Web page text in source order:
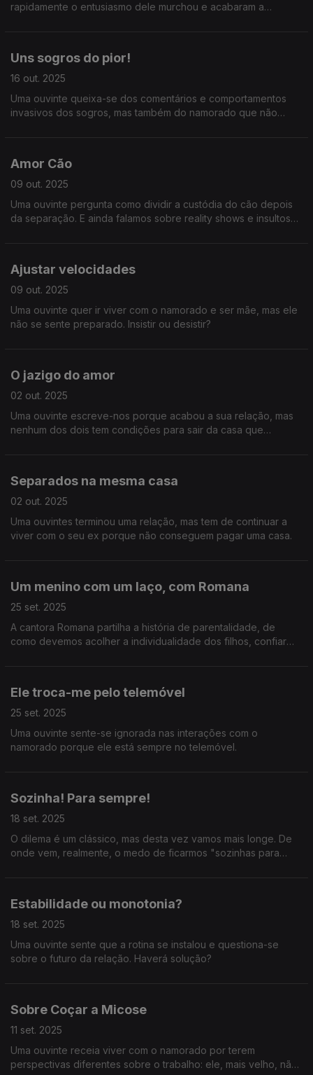
rapidamente o entusiasmo dele murchou e acabaram a
Uns sogros do pior!
16 out. 2025
Uma ouvinte queixa-se dos comentários e comportamentos
invasivos dos sogros, mas também do namorado que não
Amor Cão
09 out. 2025
Uma ouvinte pergunta como dividir a custódia do cão depois
da separação. E ainda falamos sobre reality shows e insultos
Ajustar velocidades
09 out. 2025
Uma ouvinte quer ir viver com o namorado e ser mãe, mas ele
não se sente preparado. Insistir ou desistir?
O jazigo do amor
02 out. 2025
Uma ouvinte escreve-nos porque acabou a sua relação, mas
nenhum dos dois tem condições para sair da casa que
Separados na mesma casa
02 out. 2025
Uma ouvintes terminou uma relação, mas tem de continuar a
viver com o seu ex porque não conseguem pagar uma casa.
Um menino com um laço, com Romana
25 set. 2025
A cantora Romana partilha a história de parentalidade, de
como devemos acolher a individualidade dos filhos, confiar
Ele troca-me pelo telemóvel
25 set. 2025
Uma ouvinte sente-se ignorada nas interações com o
namorado porque ele está sempre no telemóvel.
Sozinha! Para sempre!
18 set. 2025
O dilema é um clássico, mas desta vez vamos mais longe. De
onde vem, realmente, o medo de ficarmos "sozinhas para
Estabilidade ou monotonia?
18 set. 2025
Uma ouvinte sente que a rotina se instalou e questiona-se
sobre o futuro da relação. Haverá solução?
Sobre Coçar a Micose
11 set. 2025
Uma ouvinte receia viver com o namorado por terem
perspectivas diferentes sobre o trabalho: ele, mais velho, não